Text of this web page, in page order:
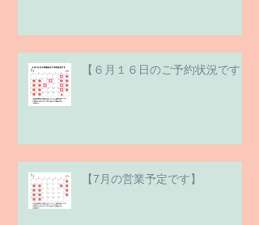
【６月１６日のご予約状況です】
【7月の営業予定です】